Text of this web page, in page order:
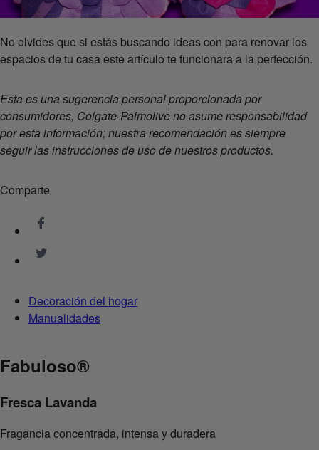
No olvides que si estás buscando ideas con para renovar los
espacios de tu casa este artículo te funcionara a la perfección.
Esta es una sugerencia personal proporcionada por
consumidores, Colgate-Palmolive no asume responsabilidad
por esta información; nuestra recomendación es siempre
seguir las instrucciones de uso de nuestros productos.
Comparte
Decoración del hogar
Manualidades
Fabuloso®
Fresca Lavanda
Fragancia concentrada, intensa y duradera